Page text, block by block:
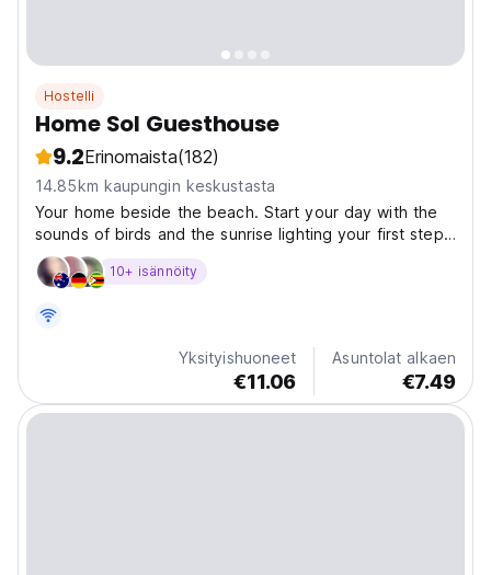
Hostelli
Home Sol Guesthouse
9.2Erinomaista(182)
14.85km kaupungin keskustasta
Your home beside the beach. Start your day with the
sounds of birds and the sunrise lighting your first steps
as you walk just 80 meters to the white sandy beach
of Pantai Cenang. Our common areas will take you
10+ isännöity
Yksityishuoneet
€11.06
Asuntolat alkaen
€7.49